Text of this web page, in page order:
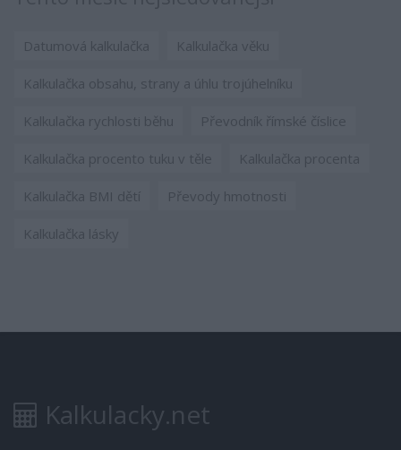
Datumová kalkulačka Kalkulačka věku
Kalkulačka obsahu, strany a úhlu trojúhelníku
Kalkulačka rychlosti běhu Převodník římské číslice
Kalkulačka procento tuku v těle Kalkulačka procenta
Kalkulačka BMI dětí Převody hmotnosti
Kalkulačka lásky
Kalkulacky.net